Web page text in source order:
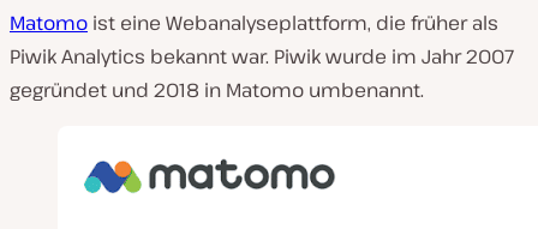
Matomo ist eine Webanalyseplattform, die früher als
Piwik Analytics bekannt war. Piwik wurde im Jahr 2007
gegründet und 2018 in Matomo umbenannt.